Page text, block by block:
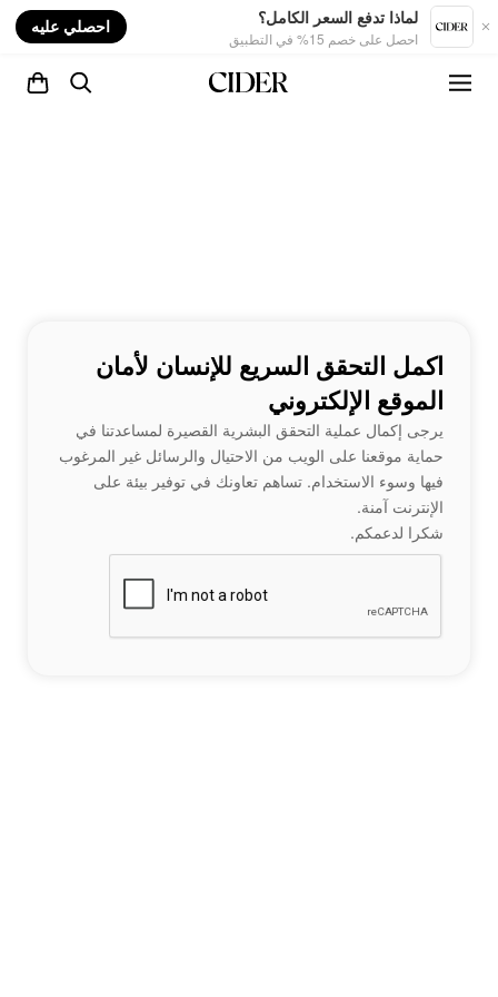
لماذا تدفع السعر الكامل؟
احصل على خصم 15% في التطبيق
احصلي عليه
اكمل التحقق السريع للإنسان لأمان
الموقع الإلكتروني
يرجى إكمال عملية التحقق البشرية القصيرة لمساعدتنا في
حماية موقعنا على الويب من الاحتيال والرسائل غير المرغوب
فيها وسوء الاستخدام. تساهم تعاونك في توفير بيئة على
الإنترنت آمنة.
شكرا لدعمكم.